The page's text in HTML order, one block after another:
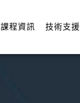
課程資訊 技術支援